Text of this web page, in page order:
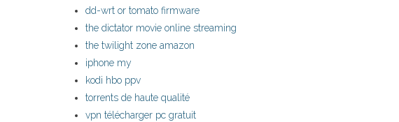
dd-wrt or tomato firmware
the dictator movie online streaming
the twilight zone amazon
iphone my
kodi hbo ppv
torrents de haute qualité
vpn télécharger pc gratuit